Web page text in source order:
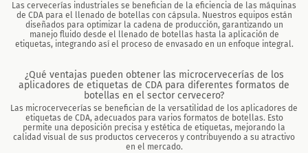
Las cervecerías industriales se benefician de la eficiencia de las máquinas
de CDA para el llenado de botellas con cápsula. Nuestros equipos están
diseñados para optimizar la cadena de producción, garantizando un
manejo fluido desde el llenado de botellas hasta la aplicación de
etiquetas, integrando así el proceso de envasado en un enfoque integral.
¿Qué ventajas pueden obtener las microcervecerías de los
aplicadores de etiquetas de CDA para diferentes formatos de
botellas en el sector cervecero?
Las microcervecerías se benefician de la versatilidad de los aplicadores de
etiquetas de CDA, adecuados para varios formatos de botellas. Esto
permite una deposición precisa y estética de etiquetas, mejorando la
calidad visual de sus productos cerveceros y contribuyendo a su atractivo
en el mercado.